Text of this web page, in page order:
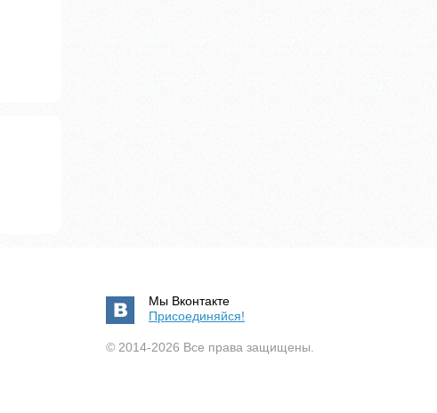
Мы Вконтакте
Присоединяйся!
© 2014-2026 Все права защищены.